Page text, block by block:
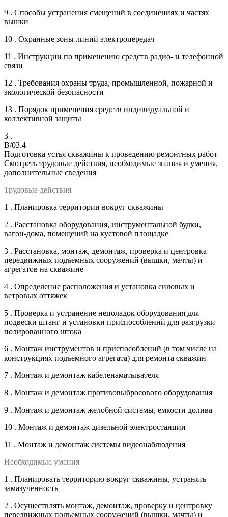
9 . Способы устранения смещений в соединениях и частях
вышки
10 . Охранные зоны линий электропередач
11 . Инструкции по применению средств радио- и телефонной
связи
12 . Требования охраны труда, промышленной, пожарной и
экологической безопасности
13 . Порядок применения средств индивидуальной и
коллективной защиты
3 .
B/03.4
Подготовка устья скважины к проведению ремонтных работ
Смотреть трудовые действия, необходимые знания и умения,
дополнительные сведения
Трудовые действия
1 . Планировка территории вокруг скважины
2 . Расстановка оборудования, инструментальной будки,
вагон-дома, помещений на кустовой площадке
3 . Расстановка, монтаж, демонтаж, проверка и центровка
передвижных подъемных сооружений (вышки, мачты) и
агрегатов на скважине
4 . Определение расположения и установка силовых и
ветровых оттяжек
5 . Проверка и устранение неполадок оборудования для
подвески штанг и установки приспособлений для разгрузки
полированного штока
6 . Монтаж инструментов и приспособлений (в том числе на
конструкциях подъемного агрегата) для ремонта скважин
7 . Монтаж и демонтаж кабеленаматывателя
8 . Монтаж и демонтаж противовыбросового оборудования
9 . Монтаж и демонтаж желобной системы, емкости долива
10 . Монтаж и демонтаж дизельной электростанции
11 . Монтаж и демонтаж системы видеонаблюдения
Необходимые умения
1 . Планировать территорию вокруг скважины, устранять
замазученность
2 . Осуществлять монтаж, демонтаж, проверку и центровку
передвижных подъемных сооружений (вышки, мачты) и